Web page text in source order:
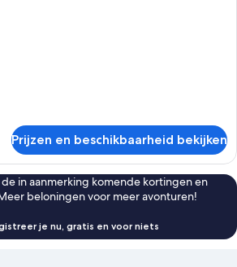
Prijzen en beschikbaarheid bekijken
in aanmerking komende kortingen en
beloningen voor meer avonturen!
je nu, gratis en voor niets